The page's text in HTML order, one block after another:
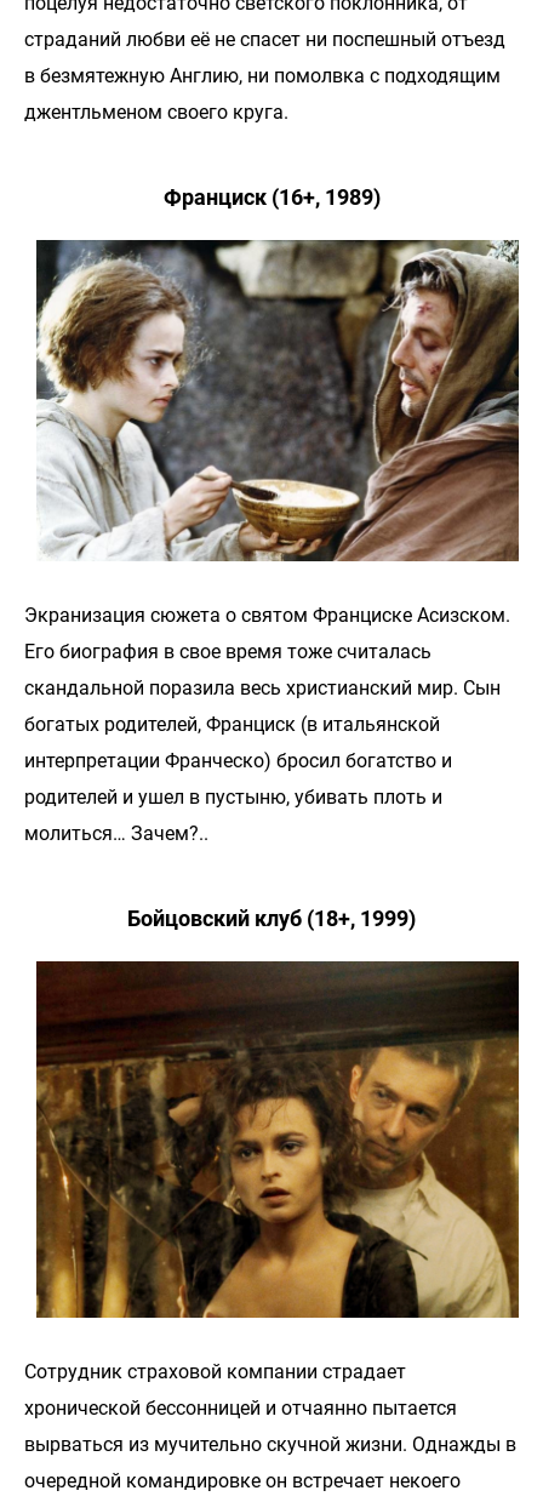
страданий любви её не спасет ни поспешный отъезд
в безмятежную Англию, ни помолвка с подходящим
джентльменом своего круга.
Франциск (16+, 1989)
Экранизация сюжета о святом Франциске Асизском.
Его биография в свое время тоже считалась
скандальной поразила весь христианский мир. Сын
богатых родителей, Франциск (в итальянской
интерпретации Франческо) бросил богатство и
родителей и ушел в пустыню, убивать плоть и
молиться… Зачем?..
Бойцовский клуб (18+, 1999)
Сотрудник страховой компании страдает
хронической бессонницей и отчаянно пытается
вырваться из мучительно скучной жизни. Однажды в
очередной командировке он встречает некоего